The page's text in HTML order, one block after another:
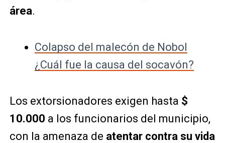
área.
Colapso del malecón de Nobol
¿Cuál fue la causa del socavón?
Los extorsionadores exigen hasta $
10.000 a los funcionarios del municipio,
con la amenaza de atentar contra su vida